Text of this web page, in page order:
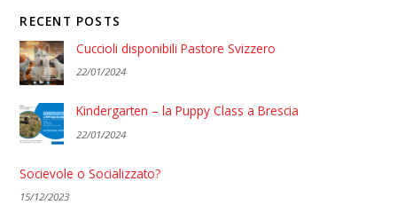
RECENT POSTS
Cuccioli disponibili Pastore Svizzero
22/01/2024
Kindergarten – la Puppy Class a Brescia
22/01/2024
Socievole o Socializzato?
15/12/2023